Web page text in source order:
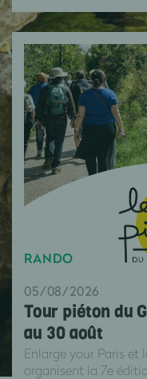
RANDO
05/08/2026
Tour piéton du
au 30 août
Enlarge your Paris et
organisent la 7e